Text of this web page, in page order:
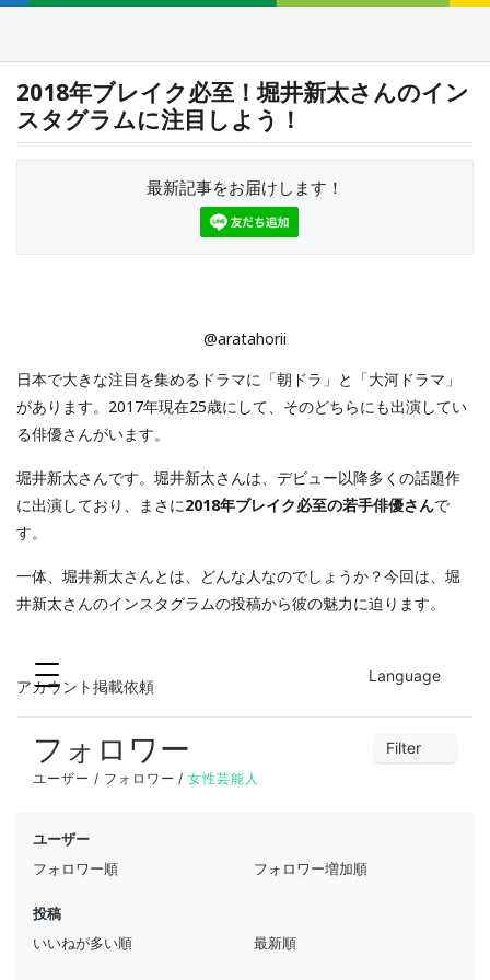
2018年ブレイク必至！堀井新太さんのイン
スタグラムに注目しよう！
最新記事をお届けします！
@aratahorii
日本で大きな注目を集めるドラマに「朝ドラ」と「大河ドラマ」
があります。2017年現在25歳にして、そのどちらにも出演してい
る俳優さんがいます。
堀井新太さんです。堀井新太さんは、デビュー以降多くの話題作
に出演しており、まさに2018年ブレイク必至の若手俳優さんで
す。
一体、堀井新太さんとは、どんな人なのでしょうか？今回は、堀
井新太さんのインスタグラムの投稿から彼の魅力に迫ります。